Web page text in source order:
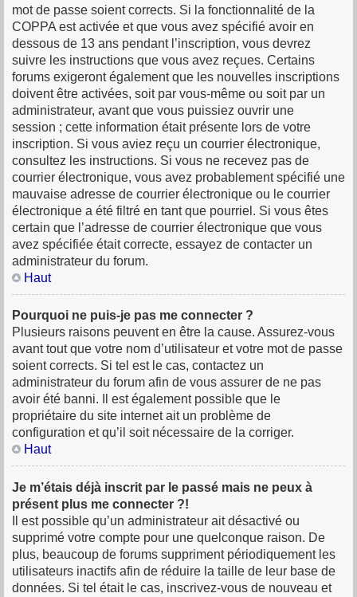
mot de passe soient corrects. Si la fonctionnalité de la
COPPA est activée et que vous avez spécifié avoir en
dessous de 13 ans pendant l’inscription, vous devrez
suivre les instructions que vous avez reçues. Certains
forums exigeront également que les nouvelles inscriptions
doivent être activées, soit par vous-même ou soit par un
administrateur, avant que vous puissiez ouvrir une
session ; cette information était présente lors de votre
inscription. Si vous aviez reçu un courrier électronique,
consultez les instructions. Si vous ne recevez pas de
courrier électronique, vous avez probablement spécifié une
mauvaise adresse de courrier électronique ou le courrier
électronique a été filtré en tant que pourriel. Si vous êtes
certain que l’adresse de courrier électronique que vous
avez spécifiée était correcte, essayez de contacter un
administrateur du forum.
Haut
Pourquoi ne puis-je pas me connecter ?
Plusieurs raisons peuvent en être la cause. Assurez-vous
avant tout que votre nom d’utilisateur et votre mot de passe
soient corrects. Si tel est le cas, contactez un
administrateur du forum afin de vous assurer de ne pas
avoir été banni. Il est également possible que le
propriétaire du site internet ait un problème de
configuration et qu’il soit nécessaire de la corriger.
Haut
Je m’étais déjà inscrit par le passé mais ne peux à
présent plus me connecter ?!
Il est possible qu’un administrateur ait désactivé ou
supprimé votre compte pour une quelconque raison. De
plus, beaucoup de forums suppriment périodiquement les
utilisateurs inactifs afin de réduire la taille de leur base de
données. Si tel était le cas, inscrivez-vous de nouveau et